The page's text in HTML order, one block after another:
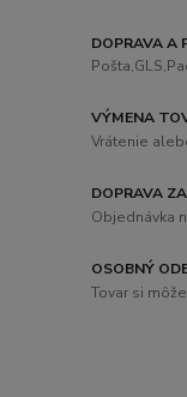
DOPRAVA A
VÝMENA
Vrátenie
DOPRAVA
Objednávka
OSOBNÝ
Tovar si